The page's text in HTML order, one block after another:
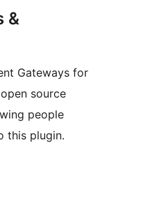
&
Gateways for
source
people
this plugin.